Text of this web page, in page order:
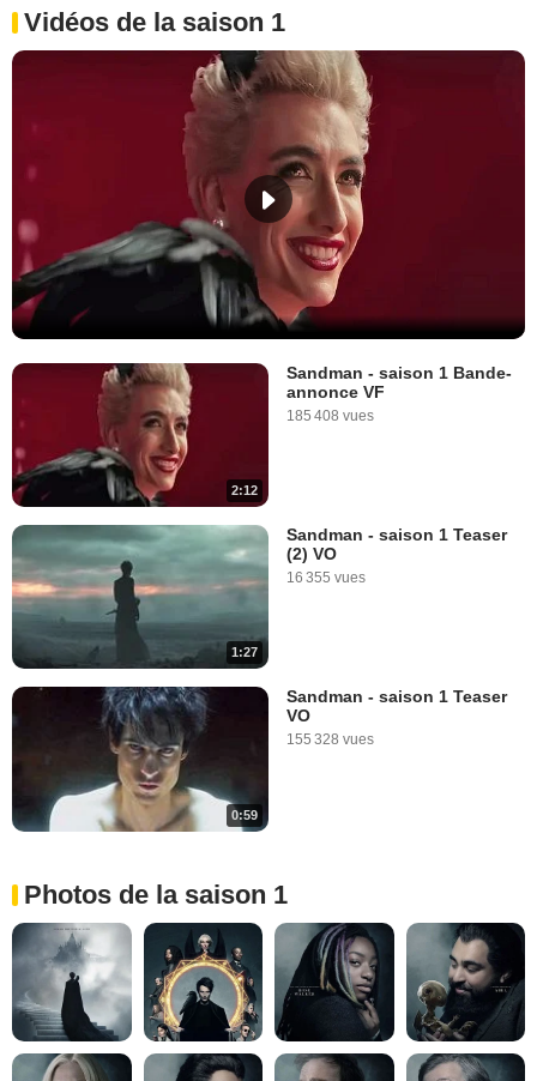
Vidéos de la saison 1
2:12
Sandman - saison 1 Bande-
annonce VF
185 408 vues
1:27
Sandman - saison 1 Teaser
(2) VO
16 355 vues
0:59
Sandman - saison 1 Teaser
VO
155 328 vues
Photos de la saison 1